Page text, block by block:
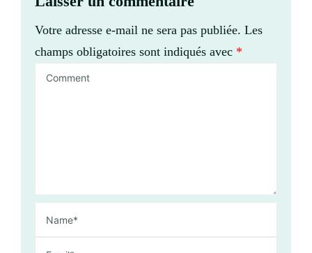
Votre adresse e-mail ne sera pas publiée. Les
champs obligatoires sont indiqués avec *